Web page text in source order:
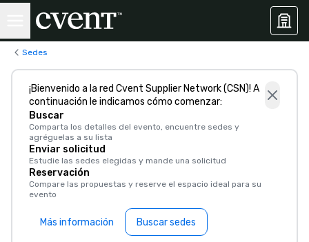
Sedes
¡Bienvenido a la red Cvent Supplier Network (CSN)! A
continuación le indicamos cómo comenzar:
Buscar
Comparta los detalles del evento, encuentre sedes y
agréguelas a su lista
Enviar solicitud
Estudie las sedes elegidas y mande una solicitud
Reservación
Compare las propuestas y reserve el espacio ideal para su
evento
Más información Buscar sedes